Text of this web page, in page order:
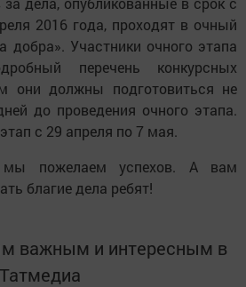
2016 года, проходят в очный
добра». Участники очного этапа
перечень конкурсных
они должны подготовиться не
до проведения очного этапа.
с 29 апреля по 7 мая.
пожелаем успехов. А вам
благие дела ребят!
важным и интересным в
Татмедиа